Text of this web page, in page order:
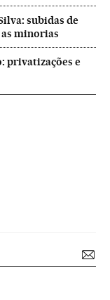
subidas de
minorias
privatizações e